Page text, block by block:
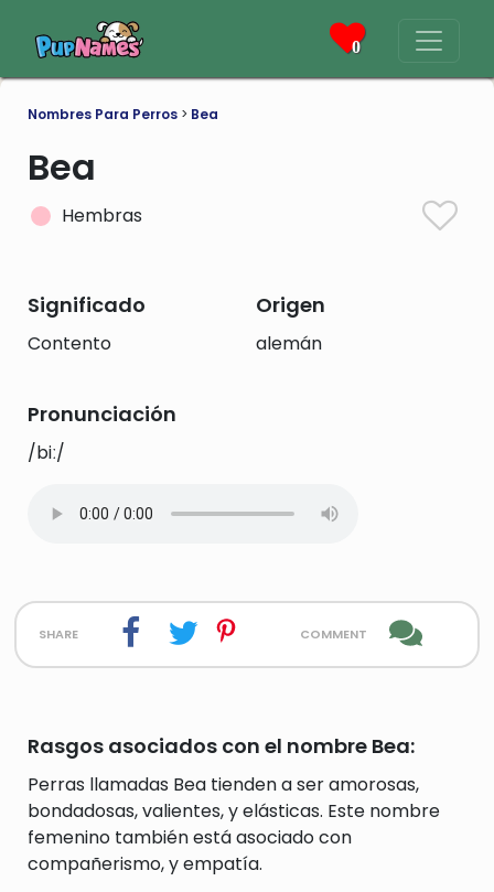
0
Nombres Para Perros > Bea
Bea
Hembras
Significado
Contento
Origen
alemán
Pronunciación
/biː/
share comment
Rasgos asociados con el nombre Bea:
Perras llamadas Bea tienden a ser amorosas,
bondadosas, valientes, y elásticas. Este nombre
femenino también está asociado con
compañerismo, y empatía.